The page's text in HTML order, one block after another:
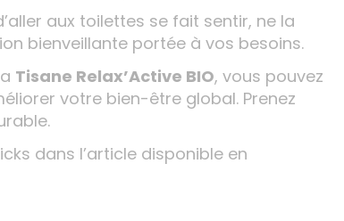
aux toilettes se fait sentir, ne la
bienveillante portée à vos besoins.
Tisane Relax’Active BIO, vous pouvez
votre bien-être global. Prenez
dans l’article disponible en